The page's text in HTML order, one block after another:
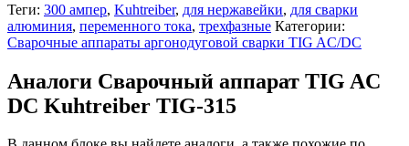
Теги: 300 ампер, Kuhtreiber, для нержавейки, для сварки
алюминия, переменного тока, трехфазные Категории:
Сварочные аппараты аргонодуговой сварки TIG AC/DC
Аналоги Сварочный аппарат TIG AC
DC Kuhtreiber TIG-315